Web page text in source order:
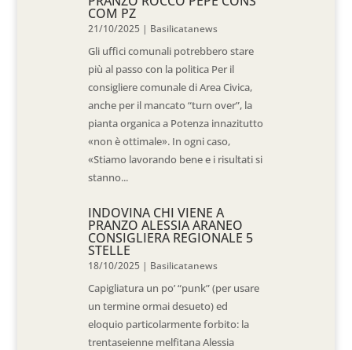
COM PZ
21/10/2025 | Basilicatanews
Gli uffici comunali potrebbero stare
più al passo con la politica Per il
consigliere comunale di Area Civica,
anche per il mancato “turn over”, la
pianta organica a Potenza innazitutto
«non è ottimale». In ogni caso,
«Stiamo lavorando bene e i risultati si
stanno...
INDOVINA CHI VIENE A
PRANZO ALESSIA ARANEO
CONSIGLIERA REGIONALE 5
STELLE
18/10/2025 | Basilicatanews
Capigliatura un po’ “punk” (per usare
un termine ormai desueto) ed
eloquio particolarmente forbito: la
trentaseienne melfitana Alessia